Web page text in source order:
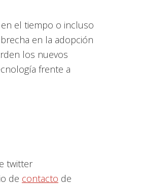
disminuir
el
volumen.
el tiempo o incluso
en la adopción
los nuevos
frente a
twitter
de contacto de